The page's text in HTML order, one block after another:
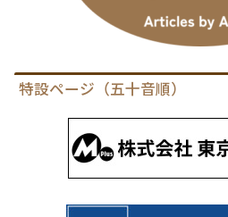
特設ページ（五十音順）